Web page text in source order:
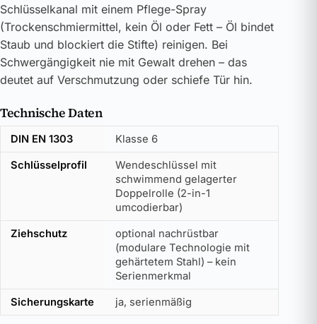
Schlüsselkanal mit einem Pflege-Spray
(Trockenschmiermittel, kein Öl oder Fett – Öl bindet
Staub und blockiert die Stifte) reinigen. Bei
Schwergängigkeit nie mit Gewalt drehen – das
deutet auf Verschmutzung oder schiefe Tür hin.
Technische Daten
DIN EN 1303 Klasse 6
Schlüsselprofil
Wendeschlüssel mit
schwimmend gelagerter
Doppelrolle (2-in-1
umcodierbar)
Ziehschutz
optional nachrüstbar
(modulare Technologie mit
gehärtetem Stahl) – kein
Serienmerkmal
Sicherungskarte ja, serienmäßig